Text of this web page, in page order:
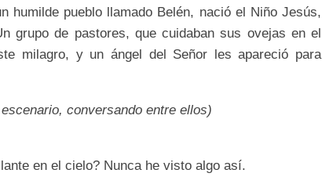
humilde pueblo llamado Belén, nació el Niño Jesús,
grupo de pastores, que cuidaban sus ovejas en el
milagro, y un ángel del Señor les apareció para
conversando entre ellos)
en el cielo? Nunca he visto algo así.